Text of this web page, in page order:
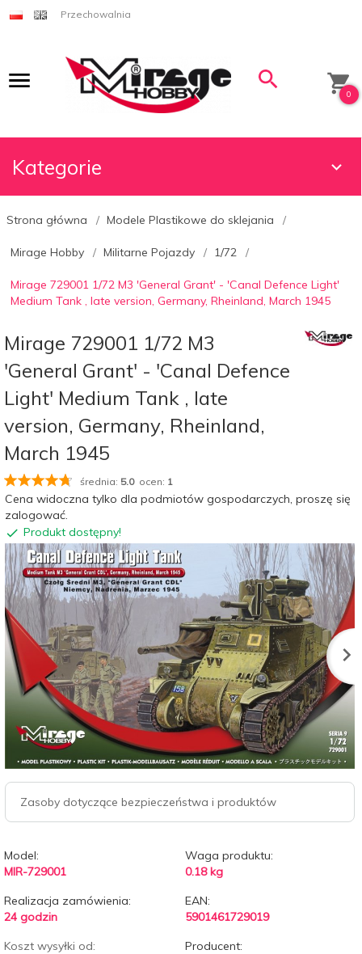
Przechowalnia
0
Kategorie
Strona główna Modele Plastikowe do sklejania
Mirage Hobby Militarne Pojazdy 1/72
Mirage 729001 1/72 M3 'General Grant' - 'Canal Defence Light'
Medium Tank , late version, Germany, Rheinland, March 1945
Mirage 729001 1/72 M3
'General Grant' - 'Canal Defence
Light' Medium Tank , late
version, Germany, Rheinland,
March 1945
średnia: 5.0ocen: 1
Cena widoczna tylko dla podmiotów gospodarczych, proszę się
zalogować.
Produkt dostępny!
Zasoby dotyczące bezpieczeństwa i produktów
Model:
MIR-729001
Waga produktu:
0.18 kg
Realizacja zamówienia:
24 godzin
EAN:
5901461729019
Koszt wysyłki od:
Producent: